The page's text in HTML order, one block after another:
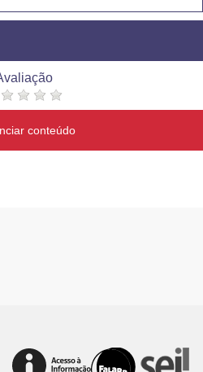
conteúdo